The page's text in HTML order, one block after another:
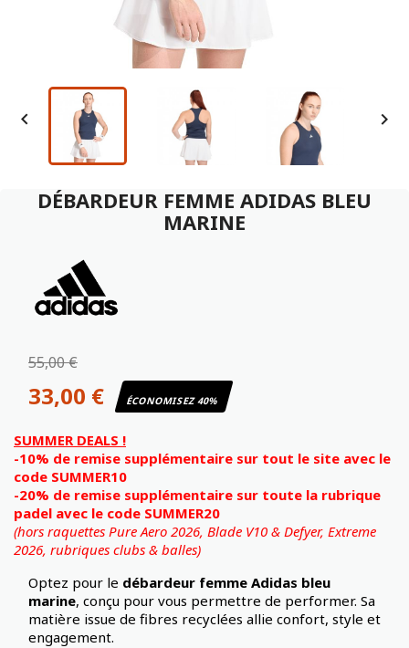
 
DÉBARDEUR FEMME ADIDAS BLEU
MARINE
55,00 €
33,00 € ÉCONOMISEZ 40%
SUMMER DEALS !
-10% de remise supplémentaire sur tout le site avec le
code SUMMER10
-20% de remise supplémentaire sur toute la rubrique
padel avec le code SUMMER20
(hors raquettes Pure Aero 2026, Blade V10 & Defyer, Extreme
2026, rubriques clubs & balles)
Optez pour le débardeur femme Adidas bleu
marine, conçu pour vous permettre de performer. Sa
matière issue de fibres recyclées allie confort, style et
engagement.